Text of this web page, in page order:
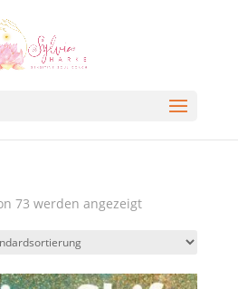
73 werden angezeigt